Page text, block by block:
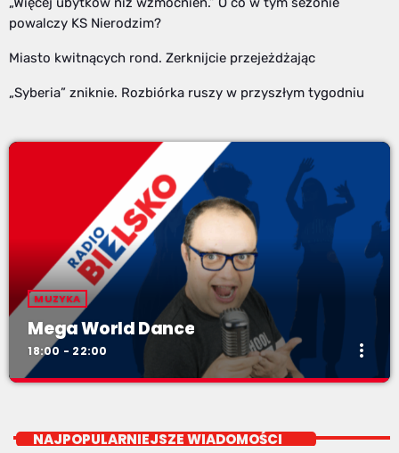
powalczy KS Nierodzim?
Miasto kwitnących rond. Zerknijcie przejeżdżając
„Syberia” zniknie. Rozbiórka ruszy w przyszłym tygodniu
MUZYKA
Mega World Dance
18:00 - 22:00 more_vert
NAJPOPULARNIEJSZE WIADOMOŚCI